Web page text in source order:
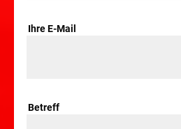
Ihre E-Mail
Betreff